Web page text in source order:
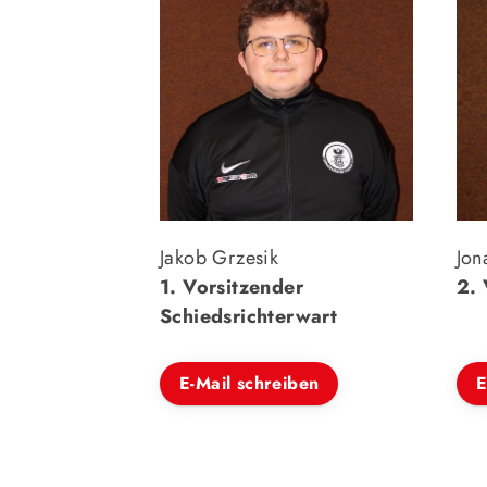
Jakob Grzesik
1. Vorsitzender
Schiedsrichterwart
E-Mail schreiben
2.